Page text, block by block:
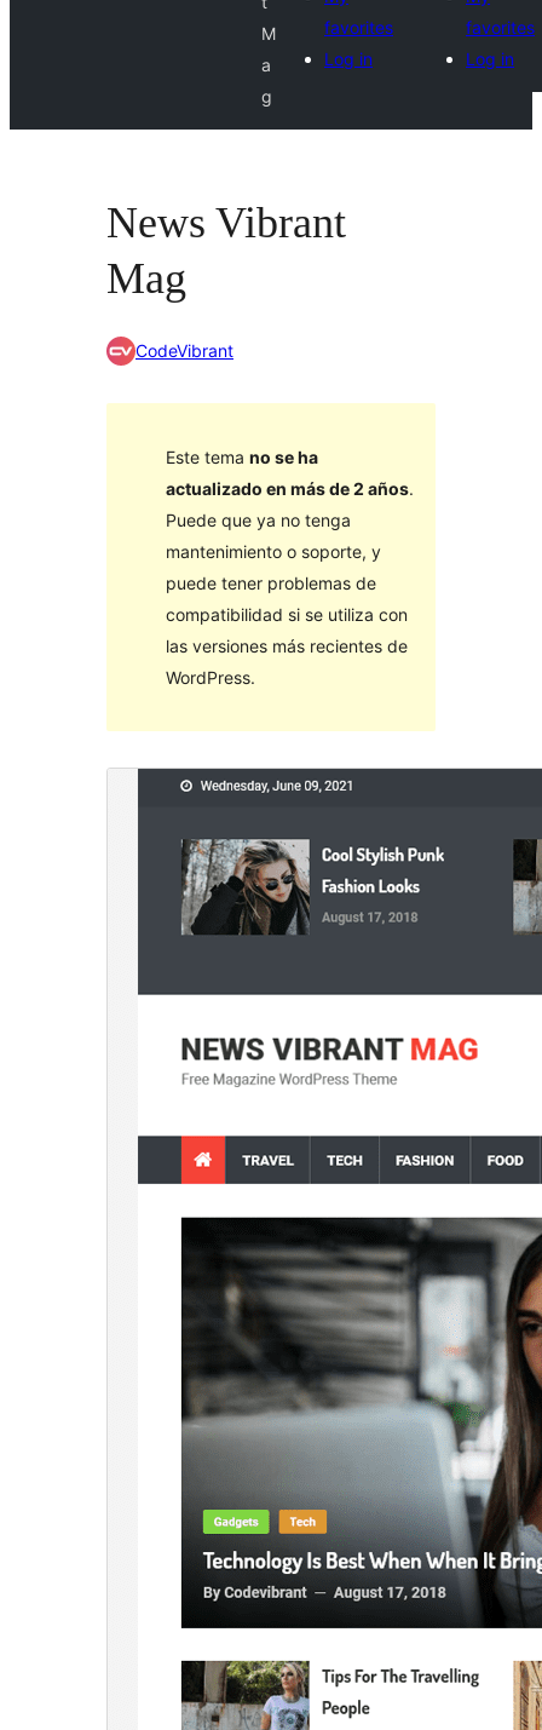
M
a
g
favorites
Log in
favorites
Log in
News Vibrant
Mag
CodeVibrant
Este tema no se ha
actualizado en más de 2 años.
Puede que ya no tenga
mantenimiento o soporte, y
puede tener problemas de
compatibilidad si se utiliza con
las versiones más recientes de
WordPress.